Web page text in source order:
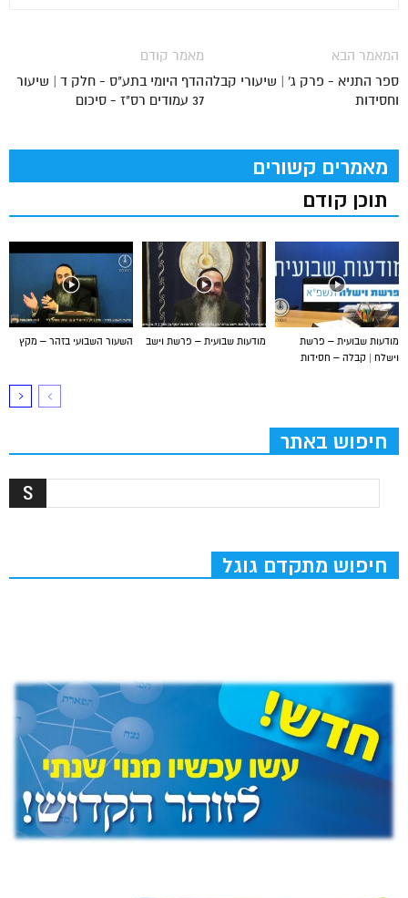
מאמר קודם
הדף היומי בתע"ס - חלק ד | שיעור
37 עמודים רס"ז - סיכום
המאמר הבא
ספר התניא - פרק ג' | שיעורי קבלה
וחסידות
מאמרים קשורים
תוכן קודם
השעור השבועי בזהר – מקץ מודעות שבועית – פרשת וישב
מודעות שבועית – פרשת
וישלח | קבלה – חסידות
חיפוש באתר
חיפוש מתקדם גוגל